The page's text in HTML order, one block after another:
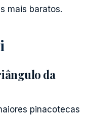
mais baratos.
da
pinacotecas